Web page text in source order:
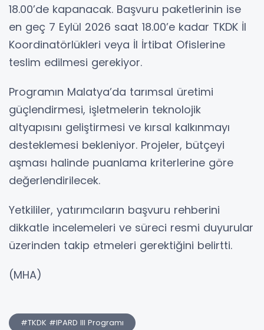
18.00’de kapanacak. Başvuru paketlerinin ise
en geç 7 Eylül 2026 saat 18.00’e kadar TKDK İl
Koordinatörlükleri veya İl İrtibat Ofislerine
teslim edilmesi gerekiyor.
Programın Malatya’da tarımsal üretimi
güçlendirmesi, işletmelerin teknolojik
altyapısını geliştirmesi ve kırsal kalkınmayı
desteklemesi bekleniyor. Projeler, bütçeyi
aşması halinde puanlama kriterlerine göre
değerlendirilecek.
Yetkililer, yatırımcıların başvuru rehberini
dikkatle incelemeleri ve süreci resmi duyurular
üzerinden takip etmeleri gerektiğini belirtti.
(MHA)
#TKDK #IPARD III Programı